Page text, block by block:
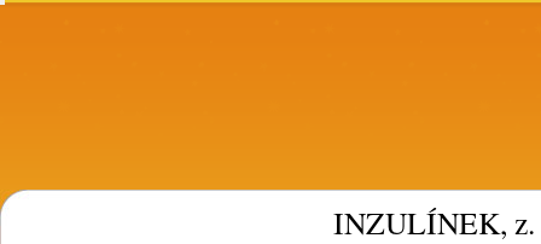
INZULÍNEK, z.